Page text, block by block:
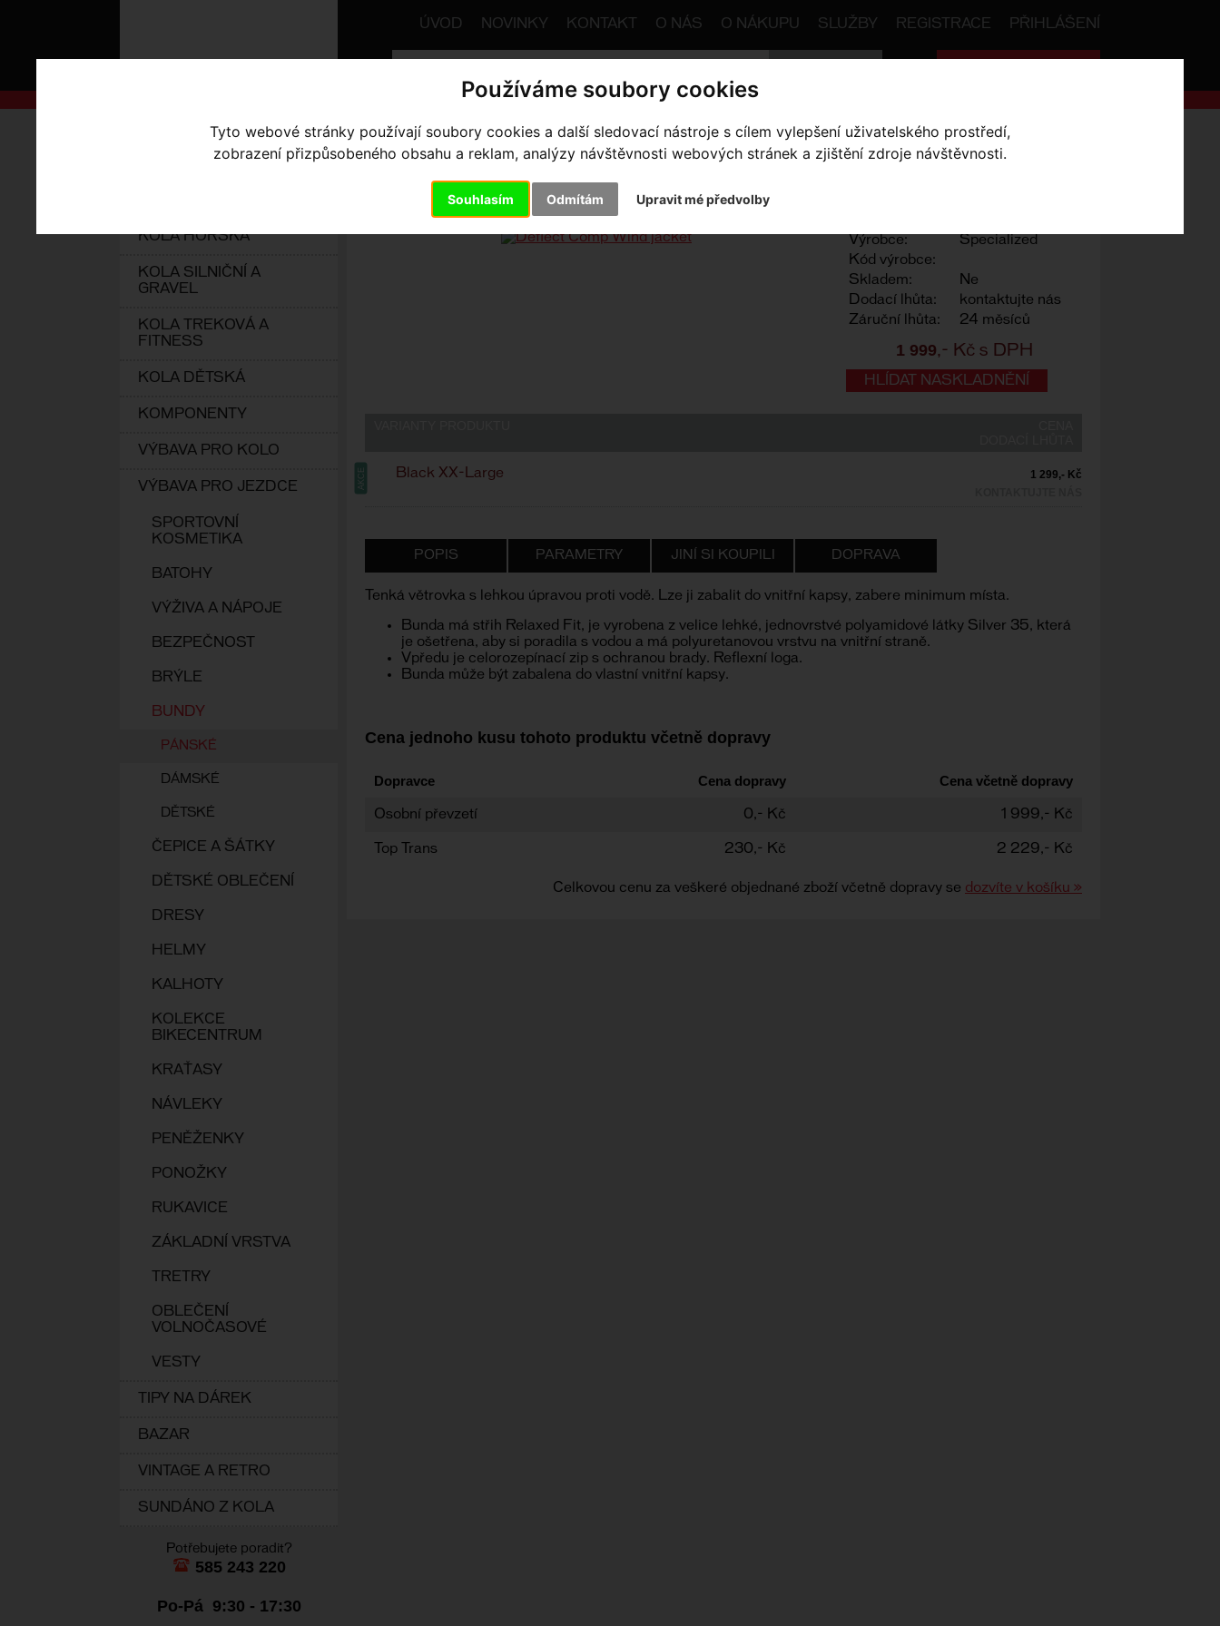
Používáme soubory cookies
Tyto webové stránky používají soubory cookies a další sledovací nástroje s cílem vylepšení uživatelského prostředí,
zobrazení přizpůsobeného obsahu a reklam, analýzy návštěvnosti webových stránek a zjištění zdroje návštěvnosti.
Souhlasím Odmítám Upravit mé předvolby
ÚVOD NOVINKY KONTAKT O NÁS O NÁKUPU SLUŽBY REGISTRACE PŘIHLÁŠENÍ
KOLA S-WORKS
KOLA HORSKÁ
KOLA SILNIČNÍ A
GRAVEL
KOLA TREKOVÁ A
FITNESS
KOLA DĚTSKÁ
KOMPONENTY
VÝBAVA PRO KOLO
VÝBAVA PRO JEZDCE
SPORTOVNÍ
KOSMETIKA
BATOHY
VÝŽIVA A NÁPOJE
BEZPEČNOST
BRÝLE
BUNDY
PÁNSKÉ
DÁMSKÉ
DĚTSKÉ
ČEPICE A ŠÁTKY
DĚTSKÉ OBLEČENÍ
DRESY
HELMY
KALHOTY
KOLEKCE
BIKECENTRUM
KRAŤASY
NÁVLEKY
PENĚŽENKY
PONOŽKY
RUKAVICE
ZÁKLADNÍ VRSTVA
TRETRY
OBLEČENÍ
VOLNOČASOVÉ
VESTY
TIPY NA DÁREK
BAZAR
VINTAGE A RETRO
SUNDÁNO Z KOLA
Potřebujete poradit?
585 243 220
Po-Pá 9:30 - 17:30
Úvodní strana Výbava pro jezdce Bundy Pánské Deflect Comp Wind jacket
DEFLECT COMP WIND JACKET- White XXX-Large
Výrobce:
Specialized
Kód výrobce:
Skladem:
Ne
Dodací lhůta:
kontaktujte nás
Záruční lhůta:
24 měsíců
1 999,- Kč s DPH
HLÍDAT NASKLADNĚNÍ
AKCE Black XX-Large
1 299,- Kč
POPIS PARAMETRY JINÍ SI KOUPILI DOPRAVA
Tenká větrovka s lehkou úpravou proti vodě. Lze ji zabalit do vnitřní kapsy, zabere minimum místa.
Bunda má střih Relaxed Fit, je vyrobena z velice lehké, jednovrstvé polyamidové látky Silver 35, která
je ošetřena, aby si poradila s vodou a má polyuretanovou vrstvu na vnitřní straně.
Vpředu je celorozepínací zip s ochranou brady. Reflexní loga.
Bunda může být zabalena do vlastní vnitřní kapsy.
Cena jednoho kusu tohoto produktu včetně dopravy
Dopravce Cena dopravy Cena včetně dopravy
Osobní převzetí 0,- Kč 1 999,- Kč
Top Trans 230,- Kč 2 229,- Kč
Celkovou cenu za veškeré objednané zboží včetně dopravy se dozvíte v košíku »